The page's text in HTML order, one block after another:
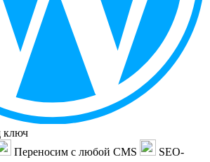
ключ
Переносим с любой CMS
SEO-